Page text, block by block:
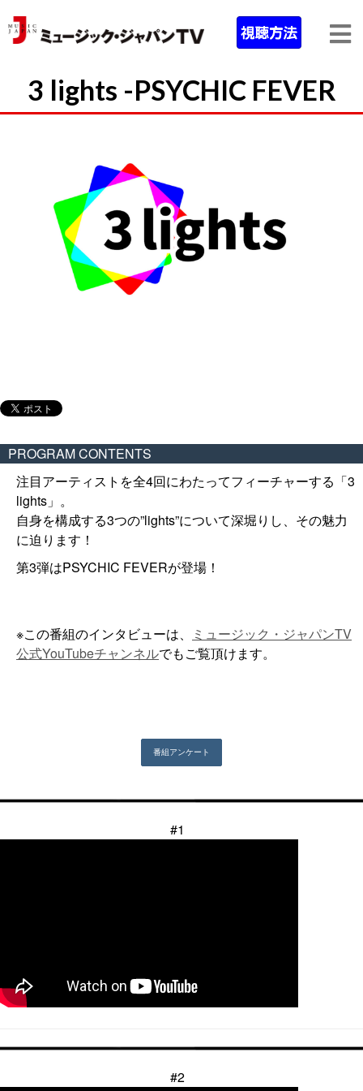
3 lights -PSYCHIC FEVER
PROGRAM CONTENTS
注目アーティストを全4回にわたってフィーチャーする「3
lights」。
自身を構成する3つの”lights”について深堀りし、その魅力
に迫ります！
第3弾はPSYCHIC FEVERが登場！
※この番組のインタビューは、
ミュージック・ジャパンTV
公式YouTubeチャンネルでもご覧頂けます。
#1
#2